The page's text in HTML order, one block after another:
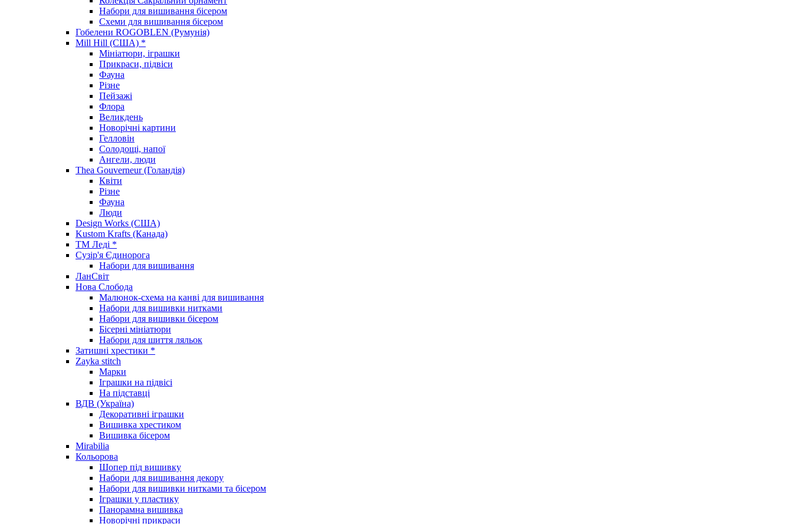
Набори для вишивання бісером
Схеми для вишивання бісером
Гобелени ROGOBLEN (Румунія)
Mill Hill (США) *
Мініатюри, іграшки
Прикраси, підвіси
Фауна
Різне
Пейзажі
Флора
Великдень
Новорічні картини
Гелловін
Солодощі, напої
Ангели, люди
Thea Gouverneur (Голандія)
Квіти
Різне
Фауна
Люди
Design Works (США)
Kustom Krafts (Канада)
ТМ Леді *
Сузір'я Єдинорога
Набори для вишивання
ЛанСвіт
Нова Слобода
Малюнок-схема на канві для вишивання
Набори для вишивки нитками
Набори для вишивки бісером
Бісерні мініатюри
Набори для шиття ляльок
Затишні хрестики *
Zayka stitch
Марки
Іграшки на підвісі
На підставці
ВДВ (Україна)
Декоративні іграшки
Вишивка хрестиком
Вишивка бісером
Mirabilia
Кольорова
Шопер під вишивку
Набори для вишивання декору
Набори для вишивки нитками та бісером
Іграшки у пластику
Панорамна вишивка
Новорічні прикраси